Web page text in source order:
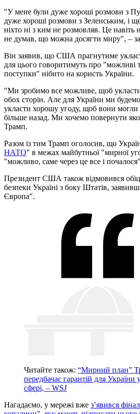
"У мене були дуже хороші розмови з
дуже хороші розмови з Зеленським, і
ніхто ні з ким не розмовляв. Це навіть
не думав, що можна досягти миру", –
Він заявив, що США прагнутиме
для цього говоритимуть про "можливі
поступки" нібито на користь України.
"Ми зробимо все можливе, щоб
обох сторін. Але для України ми
укласти хорошу угоду, щоб вони могли
більше назад. Ми хочемо повернути
Трамп.
Разом із тим Трамп оголосив, що
НАТО" в межах майбутньої "мирної
"можливо, саме через це все і
Президент США також відмовився
безпеки Україні з боку Штатів,
Європа".
Читайте також: “Мирний план”
передбачає гарантій для України
сфері, – WSJ
Нагадаємо, у мережі вже з’явився